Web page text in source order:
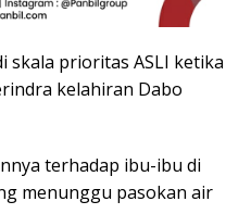
skala prioritas ASLI ketika
kelahiran Dabo
terhadap ibu-ibu di
menunggu pasokan air